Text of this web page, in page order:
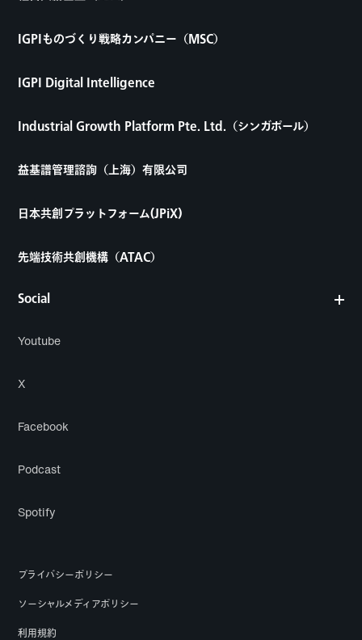
Social
Youtube
X
Facebook
Podcast
Spotify
IGPIものづくり戦略カンパニー（MSC）
IGPI Digital Intelligence
Industrial Growth Platform Pte. Ltd.（シンガポール）
益基譜管理諮詢（上海）有限公司
日本共創プラットフォーム(JPiX)
先端技術共創機構（ATAC）
プライバシーポリシー
ソーシャルメディアポリシー
利用規約